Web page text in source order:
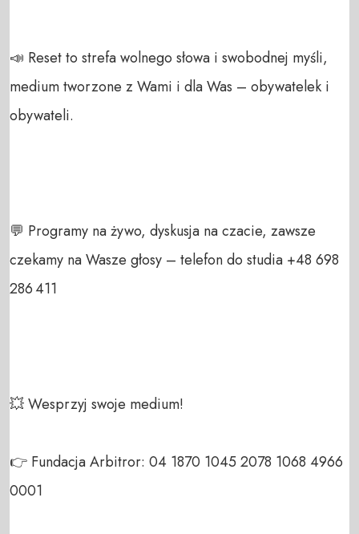
📣 Reset to strefa wolnego słowa i swobodnej myśli,
medium tworzone z Wami i dla Was – obywatelek i
obywateli.
💬 Programy na żywo, dyskusja na czacie, zawsze
czekamy na Wasze głosy – telefon do studia +48 698
286 411
💥 Wesprzyj swoje medium!
👉 Fundacja Arbitror: 04 1870 1045 2078 1068 4966
0001